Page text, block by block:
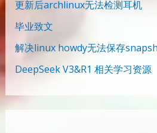
更新后archlinux无法检测耳机
毕业致文
解决linux howdy无法保存
DeepSeek V3&R1 相关学习资源